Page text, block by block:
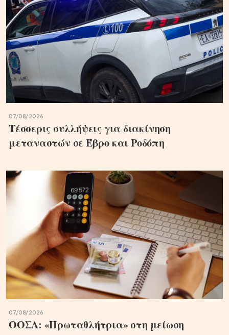
07/08/2026
Τέσσερις συλλήψεις για διακίνηση
μεταναστών σε Έβρο και Ροδόπη
07/08/2026
ΟΟΣΑ: «Πρωταθλήτρια» στη μείωση